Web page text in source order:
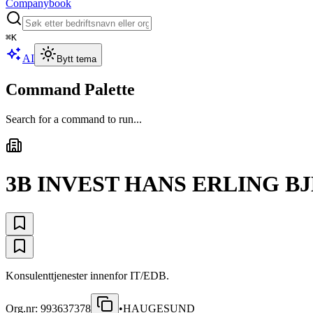
Companybook
⌘K
AI Bytt tema
Command Palette
Search for a command to run...
3B INVEST HANS ERLING
Konsulenttjenester innenfor IT/EDB.
Org.nr: 993637378 •HAUGESUND